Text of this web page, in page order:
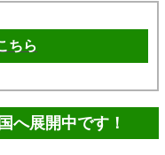
ちら
へ展開中です！